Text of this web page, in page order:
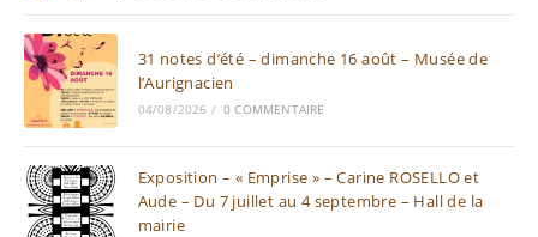
31 notes d’été – dimanche 16 août – Musée de
l’Aurignacien
04/08/2026 / 0 COMMENTAIRE
Exposition – « Emprise » – Carine ROSELLO et
Aude – Du 7 juillet au 4 septembre – Hall de la
mairie